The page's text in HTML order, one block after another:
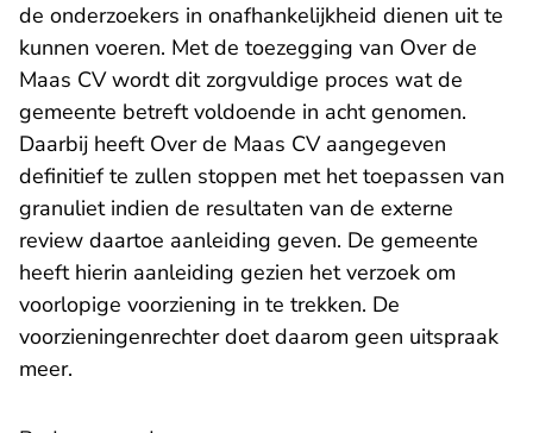
de onderzoekers in onafhankelijkheid dienen uit te
kunnen voeren. Met de toezegging van Over de
Maas CV wordt dit zorgvuldige proces wat de
gemeente betreft voldoende in acht genomen.
Daarbij heeft Over de Maas CV aangegeven
definitief te zullen stoppen met het toepassen van
granuliet indien de resultaten van de externe
review daartoe aanleiding geven. De gemeente
heeft hierin aanleiding gezien het verzoek om
voorlopige voorziening in te trekken. De
voorzieningenrechter doet daarom geen uitspraak
meer.